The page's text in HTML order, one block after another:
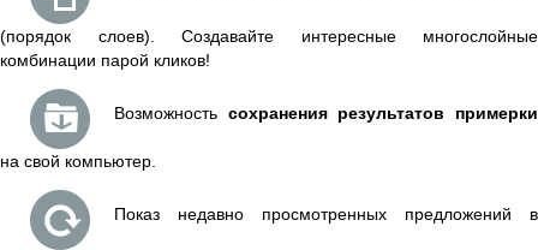
(порядок слоев). Создавайте интересные многослойные
комбинации парой кликов!
Возможность сохранения результатов примерки
на свой компьютер.
Показ недавно просмотренных предложений в